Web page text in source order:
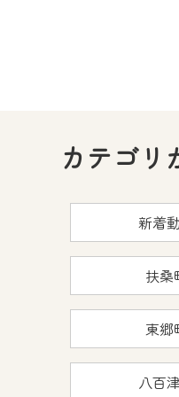
カテゴリ
新着
扶桑
東郷
八百
※
＜
日
作
ご